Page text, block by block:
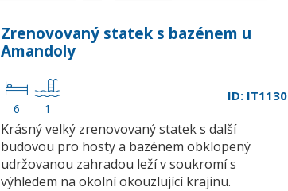
Zrenovovaný statek s bazénem u
Amandoly
6 1
ID: IT1130
Krásný velký zrenovovaný statek s další
budovou pro hosty a bazénem obklopený
udržovanou zahradou leží v soukromí s
výhledem na okolní okouzlující krajinu.